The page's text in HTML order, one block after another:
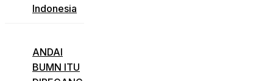
Indonesia
ANDAI
BUMN ITU